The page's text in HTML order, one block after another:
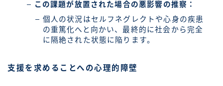
この課題が放置された場合の悪影響の推察：
個人の状況はセルフネグレクトや心身の疾患
の重篤化へと向かい、最終的に社会から完全
に隔絶された状態に陥ります。
支援を求めることへの心理的障壁